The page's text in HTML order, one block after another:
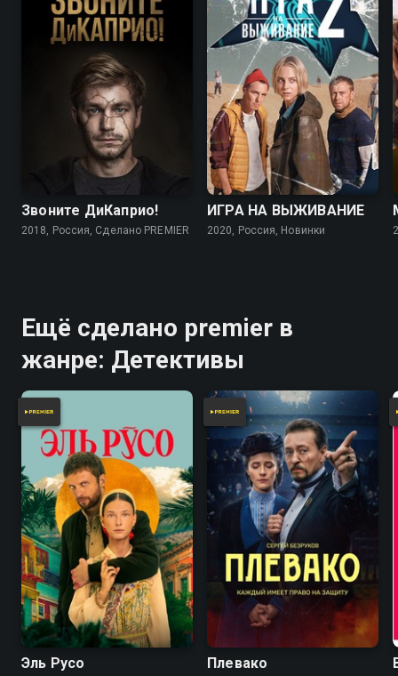
6.7
Звоните ДиКаприо!
2018, Россия, Сделано PREMIER
7.5 7.0
ИГРА НА ВЫЖИВАНИЕ
2020, Россия, Новинки
Ещё сделано premier в
жанре: Детективы
Эль Русо
8.2 6.2
Плевако